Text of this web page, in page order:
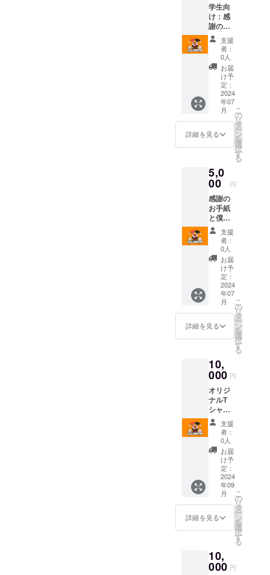
学生向
け：感
謝のお
手紙
（メー
ル）を
お書き
しま
す。 備
考欄に
お名前
をお書
きくだ
さい ※
こちら
のリ
は
10,000
円のも
のと同
様にな
りま
す。
支援
者：
0人
お届
け予
定：
2024
年07
月
詳細を見る
こ
の
リ
タ
ー
ン
を
選
択
す
る
5,0
00 円
感謝の
お手紙
と僕ら
の可愛
い写真
♡（社
員たち
の仕事
姿や
OFFの
姿の写
真）※写
真は現
像でも
データ
でもOK
欄にお
名前と
経営者
の方は
企業名
をお書
きくだ
さい）
支援
者：
0人
お届
け予
定：
2024
年07
月
詳細を見る
こ
の
リ
タ
ー
ン
を
選
択
す
る
10,
000 円
オリジ
ナルT
シャツ
を送ら
せてい
ただき
ます。
支援
者：
0人
お届
け予
定：
2024
年09
月
詳細を見る
こ
の
リ
タ
ー
ン
を
選
択
す
る
10,
000 円